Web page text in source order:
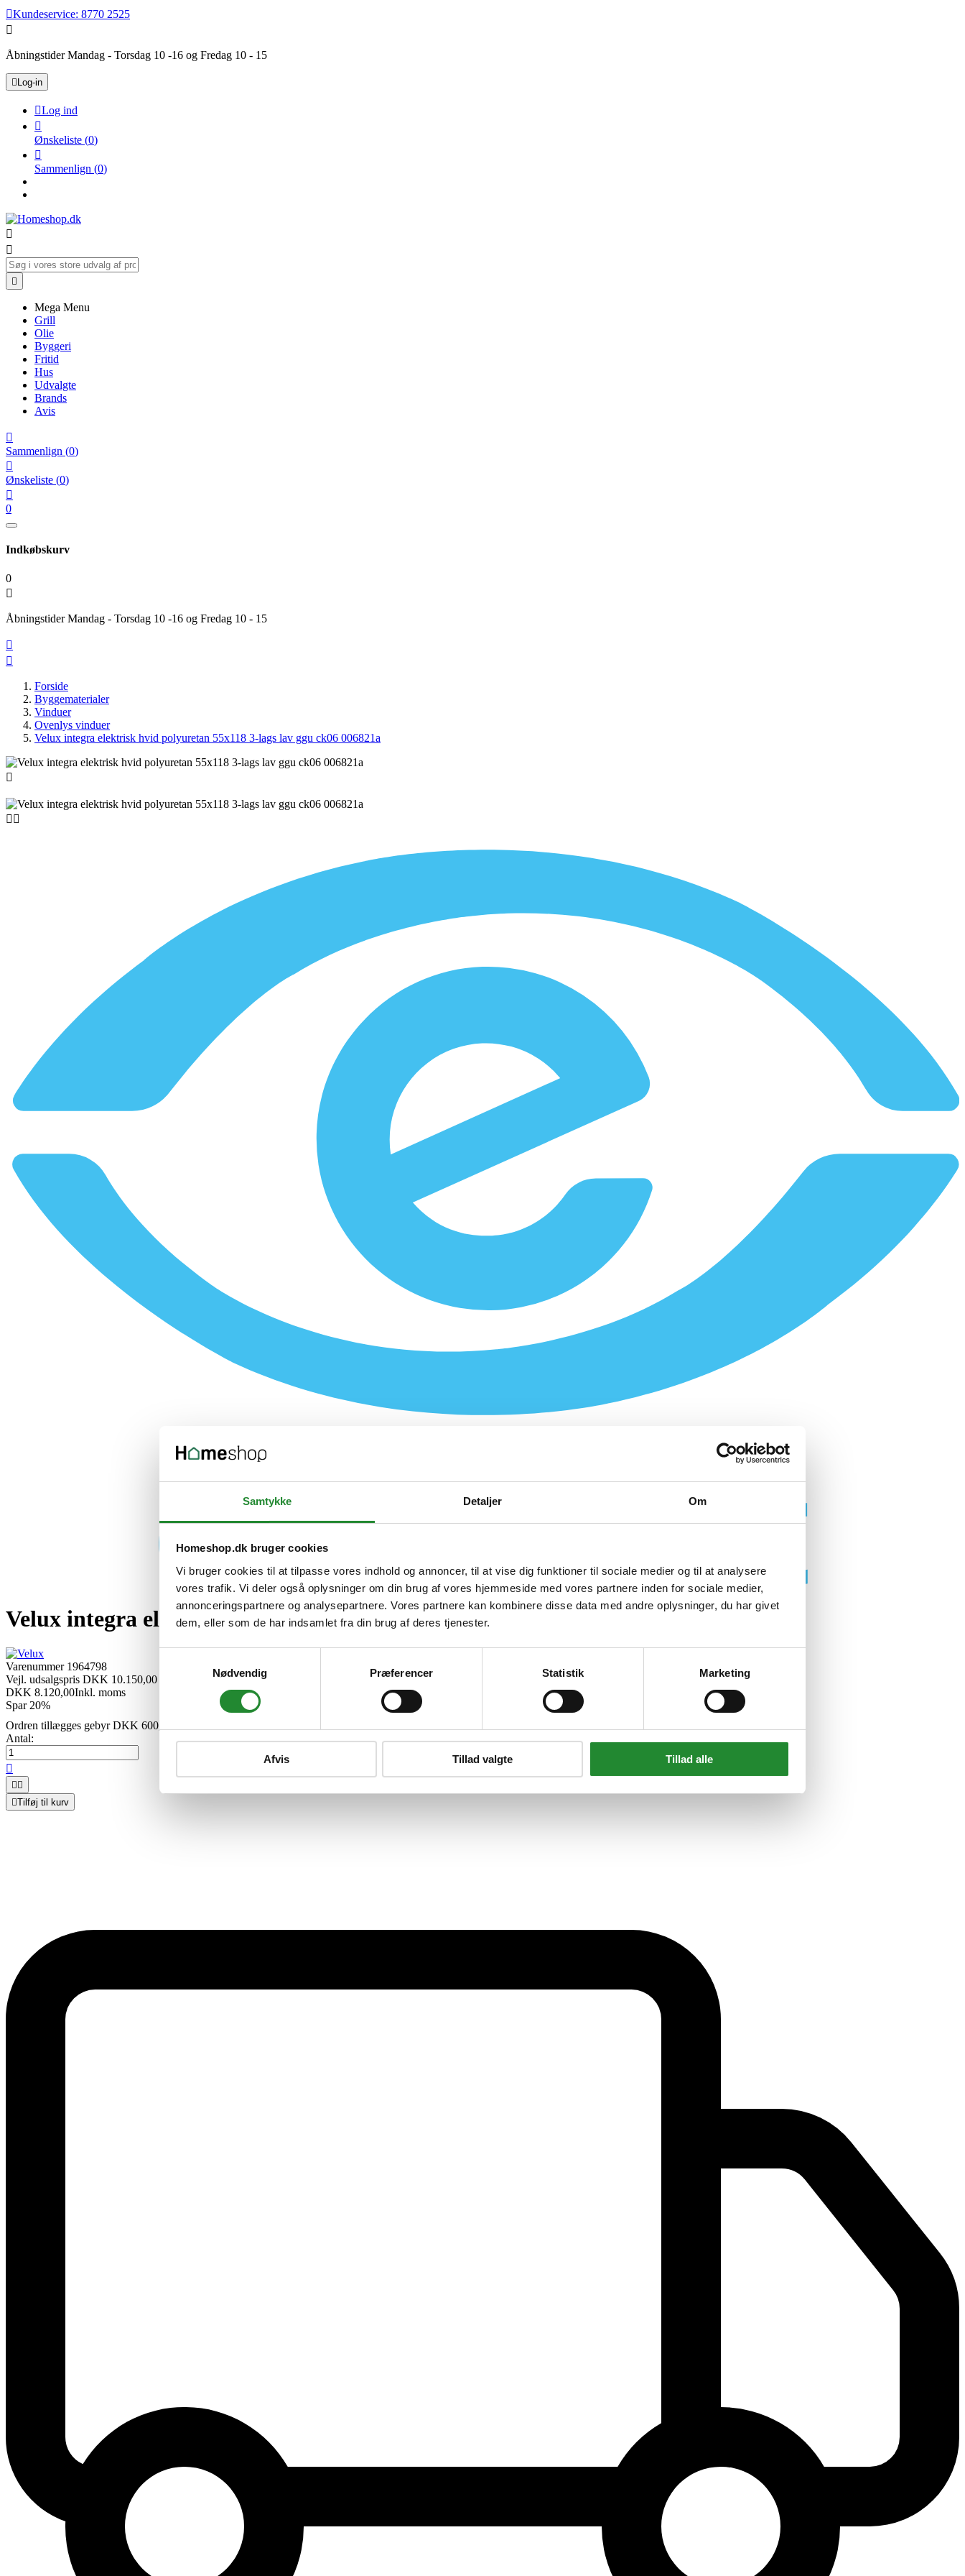
Samtykke Detaljer Om
Homeshop.dk bruger cookies
Vi bruger cookies til at tilpasse vores indhold og annoncer, til at vise dig funktioner til sociale medier og til at analysere
vores trafik. Vi deler også oplysninger om din brug af vores hjemmeside med vores partnere inden for sociale medier,
annonceringspartnere og analysepartnere. Vores partnere kan kombinere disse data med andre oplysninger, du har givet
dem, eller som de har indsamlet fra din brug af deres tjenester.
Nødvendig
Præferencer Statistik Marketing
Afvis Tillad valgte Tillad alle
Kundeservice: 8770 2525

Åbningstider Mandag - Torsdag 10 -16 og Fredag 10 - 15
 Log-in
Log ind

Ønskeliste (0)

Sammenlign (0)



Mega Menu
Grill
Olie
Byggeri
Fritid
Hus
Udvalgte
Brands
Avis

Sammenlign (0)

Ønskeliste (0)

0
Indkøbskurv
0

Åbningstider Mandag - Torsdag 10 -16 og Fredag 10 - 15


Forside
Byggematerialer
Vinduer
Ovenlys vinduer
Velux integra elektrisk hvid polyuretan 55x118 3-lags lav ggu ck06 006821a

 
Velux integra elektrisk hvid polyuretan 55x118 3-lags lav ggu ck06 006821a
Varenummer 1964798
Vejl. udsalgspris DKK 10.150,00
DKK 8.120,00Inkl. moms
Spar 20%
Ordren tillægges gebyr DKK 600,00
Antal:

 
Tilføj til kurv